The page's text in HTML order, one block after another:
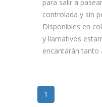
para salir a
controlada y sin
Disponibles en
y llamativos
encantarán
1